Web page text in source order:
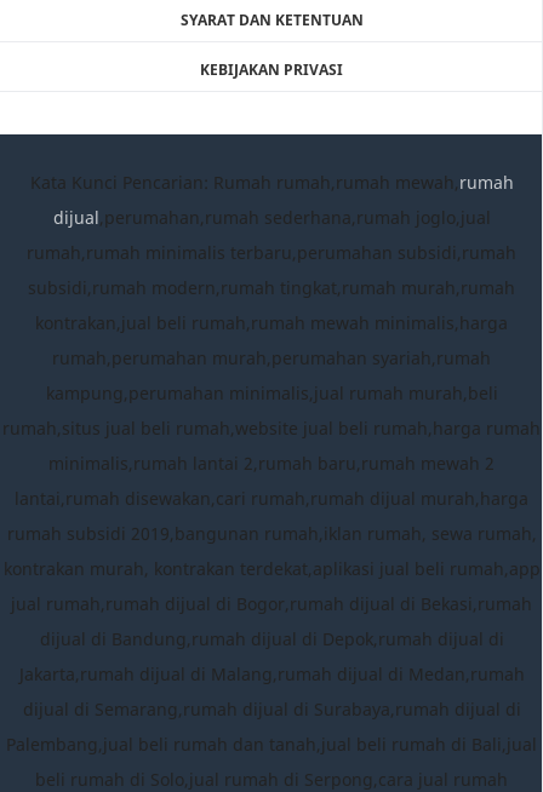
SYARAT DAN KETENTUAN
KEBIJAKAN PRIVASI
Kata Kunci Pencarian: Rumah rumah,rumah mewah,rumah
dijual,perumahan,rumah sederhana,rumah joglo,jual
rumah,rumah minimalis terbaru,perumahan subsidi,rumah
subsidi,rumah modern,rumah tingkat,rumah murah,rumah
kontrakan,jual beli rumah,rumah mewah minimalis,harga
rumah,perumahan murah,perumahan syariah,rumah
kampung,perumahan minimalis,jual rumah murah,beli
rumah,situs jual beli rumah,website jual beli rumah,harga rumah
minimalis,rumah lantai 2,rumah baru,rumah mewah 2
lantai,rumah disewakan,cari rumah,rumah dijual murah,harga
rumah subsidi 2019,bangunan rumah,iklan rumah, sewa rumah,
kontrakan murah, kontrakan terdekat,aplikasi jual beli rumah,app
jual rumah,rumah dijual di Bogor,rumah dijual di Bekasi,rumah
dijual di Bandung,rumah dijual di Depok,rumah dijual di
Jakarta,rumah dijual di Malang,rumah dijual di Medan,rumah
dijual di Semarang,rumah dijual di Surabaya,rumah dijual di
Palembang,jual beli rumah dan tanah,jual beli rumah di Bali,jual
beli rumah di Solo,jual rumah di Serpong,cara jual rumah